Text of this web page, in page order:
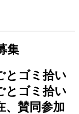
集
とゴミ拾い
とゴミ拾い
、賛同参加